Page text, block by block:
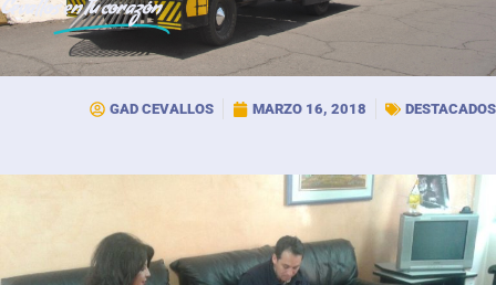
Cevallosen tu corazón
GAD CEVALLOS MARZO 16, 2018 DESTACADOS